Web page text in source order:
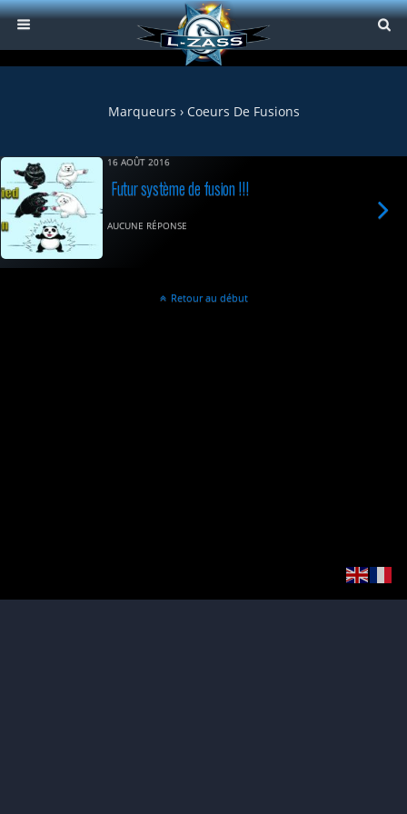
Marqueurs › Coeurs De Fusions
16 AOÛT 2016
Futur système de fusion !!!
AUCUNE RÉPONSE
Retour au début